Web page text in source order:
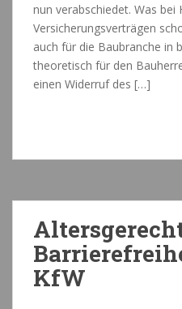
nun verabschiedet. Was bei
Versicherungsverträgen
auch für die Baubranche in
theoretisch für den
einen Widerruf des […]
KfW